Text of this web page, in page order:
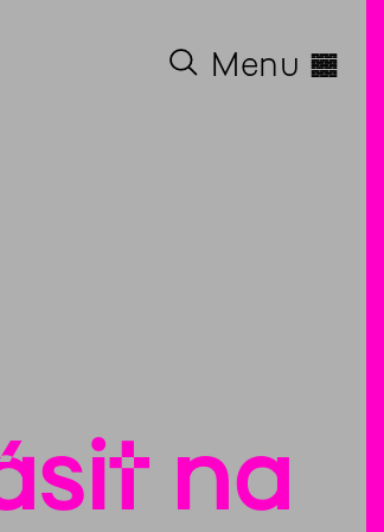
Menu ◊
na